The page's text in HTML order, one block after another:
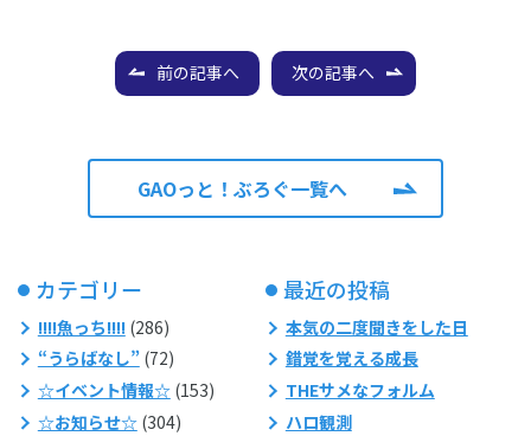
前の記事へ 次の記事へ
GAOっと！ぶろぐ一覧へ
カテゴリー
!!!!魚っち!!!!(286)
“うらばなし”(72)
☆イベント情報☆(153)
☆お知らせ☆(304)
最近の投稿
本気の二度聞きをした日
錯覚を覚える成長
THEサメなフォルム
ハロ観測